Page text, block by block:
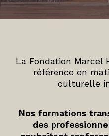
La Fondation Marcel
référence en
culturelle
Nos formations
des